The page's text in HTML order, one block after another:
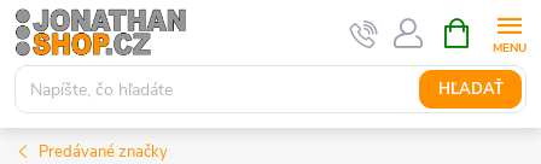
Prejsť
na
obsah
HĽADAŤ
KOŠÍK
Predávané značky